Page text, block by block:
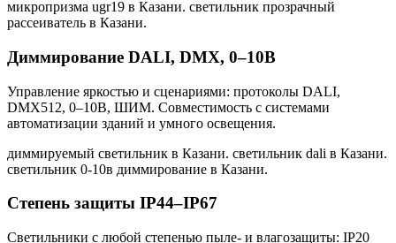
микропризма ugr19 в Казани. светильник прозрачный
рассеиватель в Казани.
Диммирование DALI, DMX, 0–10В
Управление яркостью и сценариями: протоколы DALI,
DMX512, 0–10В, ШИМ. Совместимость с системами
автоматизации зданий и умного освещения.
диммируемый светильник в Казани. светильник dali в Казани.
светильник 0-10в диммирование в Казани.
Степень защиты IP44–IP67
Светильники с любой степенью пыле- и влагозащиты: IP20